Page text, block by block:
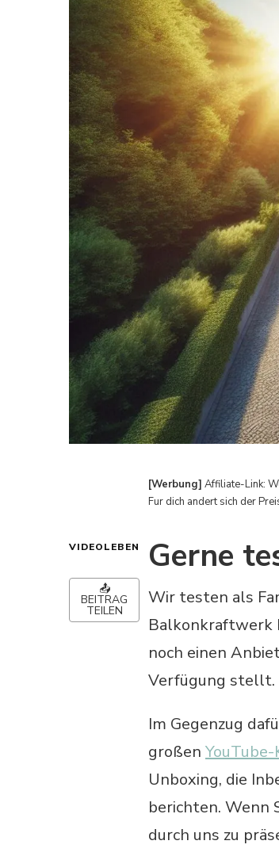
VIDEOLEBEN
📤
BEITRAG
TEILEN
[Werbung] Affiliate-Link:
Fur dich andert sich der
Gerne
Wir testen als
Balkonkraftwerk
noch einen
Verfügung stellt.
Im Gegenzug
großen YouTube-
Unboxing, die
berichten. Wenn
durch uns zu